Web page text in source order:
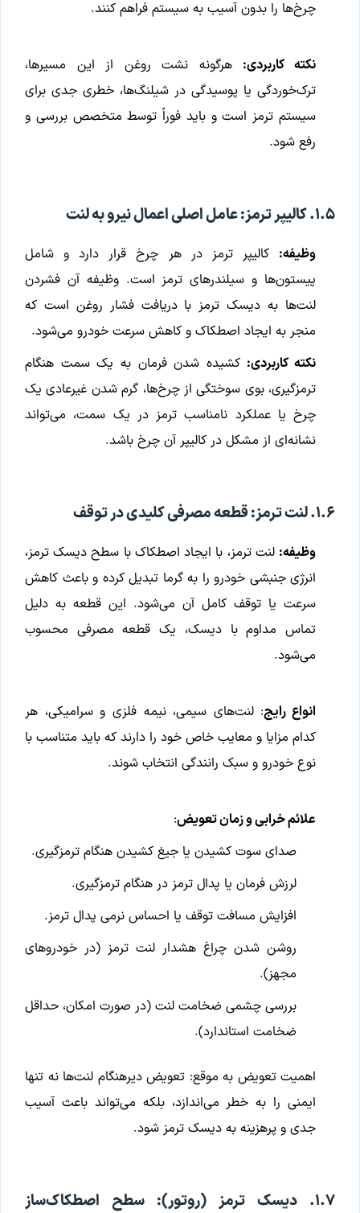
چرخ‌ها را بدون آسیب به سیستم فراهم کنند.
نکته کاربردی: هرگونه نشت روغن از این مسیرها،
ترک‌خوردگی یا پوسیدگی در شیلنگ‌ها، خطری جدی برای
سیستم ترمز است و باید فوراً توسط متخصص بررسی و
رفع شود.
۱.۵. کالیپر ترمز: عامل اصلی اعمال نیرو به لنت
وظیفه: کالیپر ترمز در هر چرخ قرار دارد و شامل
پیستون‌ها و سیلندرهای ترمز است. وظیفه آن فشردن
لنت‌ها به دیسک ترمز با دریافت فشار روغن است که
منجر به ایجاد اصطکاک و کاهش سرعت خودرو می‌شود.
نکته کاربردی: کشیده شدن فرمان به یک سمت هنگام
ترمزگیری، بوی سوختگی از چرخ‌ها، گرم شدن غیرعادی یک
چرخ یا عملکرد نامناسب ترمز در یک سمت، می‌تواند
نشانه‌ای از مشکل در کالیپر آن چرخ باشد.
۱.۶. لنت ترمز: قطعه مصرفی کلیدی در توقف
وظیفه: لنت ترمز، با ایجاد اصطکاک با سطح دیسک ترمز،
انرژی جنبشی خودرو را به گرما تبدیل کرده و باعث کاهش
سرعت یا توقف کامل آن می‌شود. این قطعه به دلیل
تماس مداوم با دیسک، یک قطعه مصرفی محسوب
می‌شود.
انواع رایج: لنت‌های سیمی، نیمه فلزی و سرامیکی، هر
کدام مزایا و معایب خاص خود را دارند که باید متناسب با
نوع خودرو و سبک رانندگی انتخاب شوند.
علائم خرابی و زمان تعویض:
صدای سوت کشیدن یا جیغ کشیدن هنگام ترمزگیری.
لرزش فرمان یا پدال ترمز در هنگام ترمزگیری.
افزایش مسافت توقف یا احساس نرمی پدال ترمز.
روشن شدن چراغ هشدار لنت ترمز (در خودروهای
مجهز).
بررسی چشمی ضخامت لنت (در صورت امکان، حداقل
ضخامت استاندارد).
اهمیت تعویض به موقع: تعویض دیرهنگام لنت‌ها نه تنها
ایمنی را به خطر می‌اندازد، بلکه می‌تواند باعث آسیب
جدی و پرهزینه به دیسک ترمز شود.
۱.۷. دیسک ترمز (روتور): سطح اصطکاک‌ساز